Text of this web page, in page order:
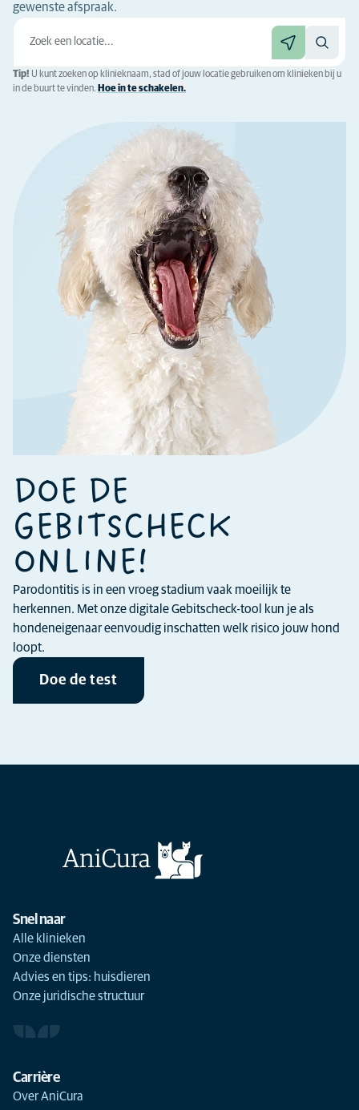
gewenste afspraak.
Tip! U kunt zoeken op klinieknaam, stad of jouw locatie gebruiken om klinieken bij u
in de buurt te vinden. Hoe in te schakelen.
DOE DE
GEBITSCHECK
ONLINE!
Parodontitis is in een vroeg stadium vaak moeilijk te
herkennen. Met onze digitale Gebitscheck-tool kun je als
hondeneigenaar eenvoudig inschatten welk risico jouw hond
loopt.
Doe de test
Snel naar
Alle klinieken
Onze diensten
Advies en tips: huisdieren
Onze juridische structuur
Carrière
Over AniCura